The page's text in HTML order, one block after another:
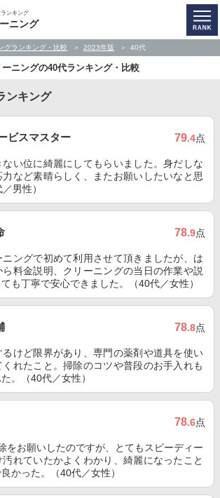
ンキング
ニング
グランキング・比較 2023年版 40代
ーニングの40代ランキング・比較
ンキング
ビスマスター 79.4点
い位に綺麗にしてもらいました。身だしな
など素晴らしく、またお願いしたいなと思
男性）
78.9点
ングで初めて利用させて頂きましたが、は
ら料金説明、クリーニングの当日の作業や説
も丁寧で安心できました。（40代／女性）
78.8点
るけど限界があり、専門の薬剤や道具を使い
くれたこと。掃除のコツや普段のお手入れも
。（40代／女性）
78.6点
をお願いしたのですが、とてもスピーディー
れていたかよくわかり、綺麗になったこと
かった。（40代／女性）